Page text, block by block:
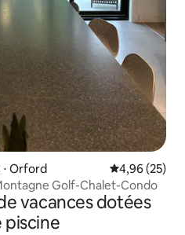
Orford Évaluation
4,96 (25)
Golf-Chalet-Condo
vacances dotées
piscine